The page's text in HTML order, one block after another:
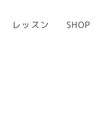
レッスン SHOP